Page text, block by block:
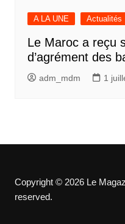
A LA UNE Actualités
Le Maroc a reçu
d’agrément des
adm_mdm 1
Copyright © 2026 Le
reserved.